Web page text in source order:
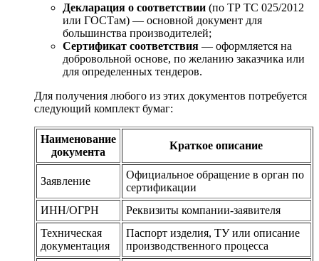
Декларация о соответствии (по ТР ТС 025/2012
или ГОСТам) — основной документ для
большинства производителей;
Сертификат соответствия — оформляется на
добровольной основе, по желанию заказчика или
для определенных тендеров.
Для получения любого из этих документов потребуется
следующий комплект бумаг:
Наименование
документа
Краткое описание
Заявление
Официальное обращение в орган по
сертификации
ИНН/ОГРН
Реквизиты компании-заявителя
Техническая
документация
Паспорт изделия, ТУ или описание
производственного процесса